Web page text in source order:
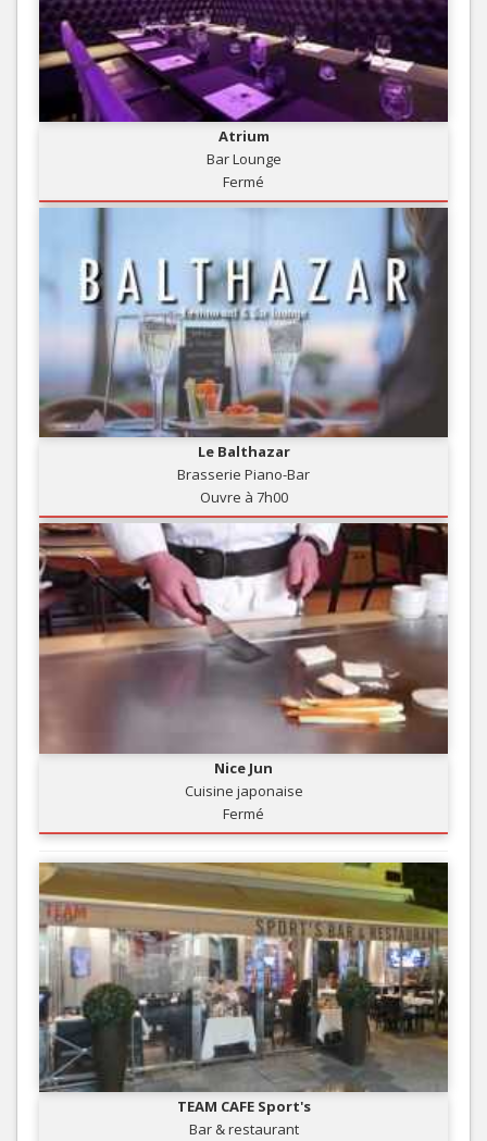
Atrium
Bar Lounge
Fermé
Le Balthazar
Brasserie Piano-Bar
Ouvre à 7h00
Nice Jun
Cuisine japonaise
Fermé
TEAM CAFE Sport's
Bar & restaurant